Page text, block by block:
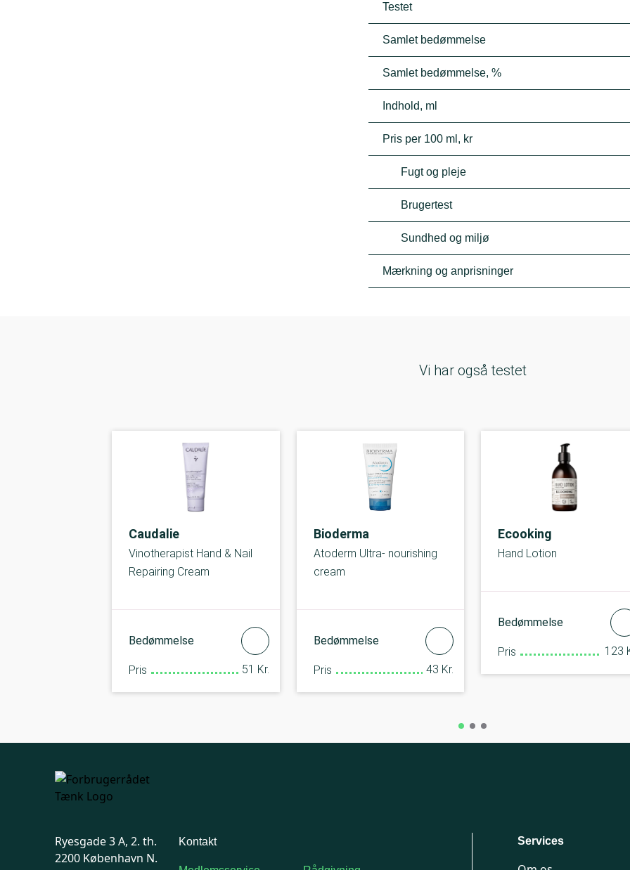
Testet
Samlet bedømmelse
Samlet bedømmelse, %
Indhold, ml
Pris per 100 ml, kr
Fugt og pleje
Brugertest
Sundhed og miljø
Mærkning og anprisninger
Vi har også testet
Caudalie
Vinotherapist Hand & Nail
Repairing Cream
Bedømmelse
Pris 51 Kr.
Bioderma
Atoderm Ultra- nourishing
cream
Bedømmelse
Pris 43 Kr.
Ecooking
Hand Lotion
Bedømmelse
Pris 123
Ryesgade 3 A, 2. th.
2200 København N.
Kontakt Services